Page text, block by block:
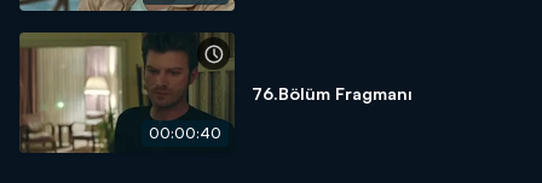
00:00:40
76.Bölüm Fragmanı